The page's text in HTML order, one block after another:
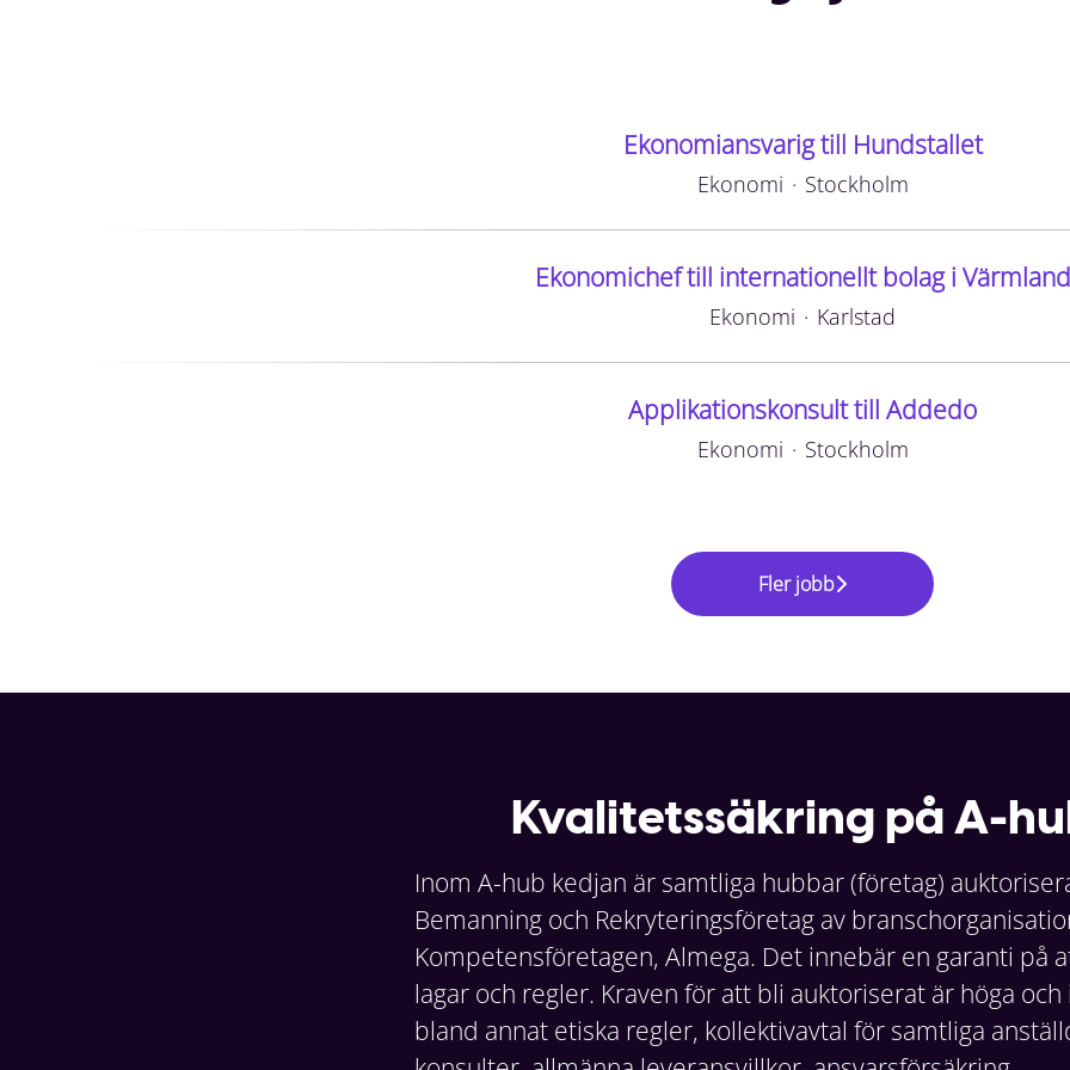
Ekonomiansvarig till Hundstallet
Ekonomi · Stockholm
Ekonomichef till internationellt bolag i Värmland
Ekonomi · Karlstad
Applikationskonsult till Addedo
Ekonomi · Stockholm
Fler jobb
Kvalitetssäkring på A-
Inom A-hub kedjan är samtliga hubbar (företag)
Bemanning och Rekryteringsföretag av
Kompetensföretagen, Almega. Det innebär en garanti på
lagar och regler. Kraven för att bli auktoriserat är höga
bland annat etiska regler, kollektivavtal för samtliga